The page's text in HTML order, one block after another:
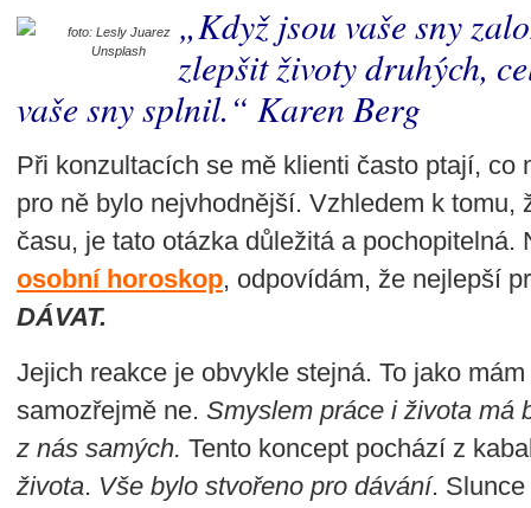
foto: Lesly Juarez
Unsplash
„Když jsou vaše sny
zlepšit životy druhých,
vaše sny splnil.“ Karen Berg
Při konzultacích se mě klienti často ptají, co
pro ně bylo nejvhodnější. Vzhledem k tomu,
času, je tato otázka důležitá a pochopitelná.
osobní horoskop, odpovídám, že nejlepší
DÁVAT.
Jejich reakce je obvykle stejná. To jako
samozřejmě ne. Smyslem práce i života má
z nás samých. Tento koncept pochází z
života. Vše bylo stvořeno pro dávání.